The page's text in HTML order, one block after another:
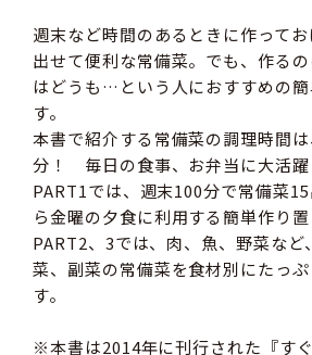
週末など時間のあるときに作って
出せて便利な常備菜。でも、作る
はどうも…という人におすすめの
す。
本書で紹介する常備菜の調理時間
分！ 毎日の食事、お弁当に大活躍
PART1では、週末100分で常備菜
ら金曜の夕食に利用する簡単作り置
PART2、3では、肉、魚、野菜など
菜、副菜の常備菜を食材別にたっ
す。
※本書は2014年に刊行された『す